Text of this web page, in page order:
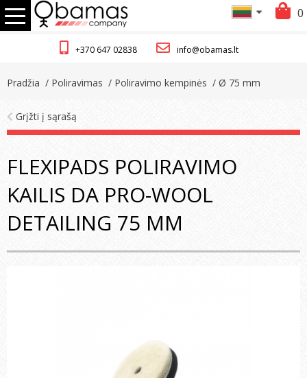
+370 647 02838 info@obamas.lt
0
Pradžia / Poliravimas / Poliravimo kempinės / Ø 75 mm
Grįžti į sąrašą
FLEXIPADS POLIRAVIMO
KAILIS DA PRO-WOOL
DETAILING 75 MM